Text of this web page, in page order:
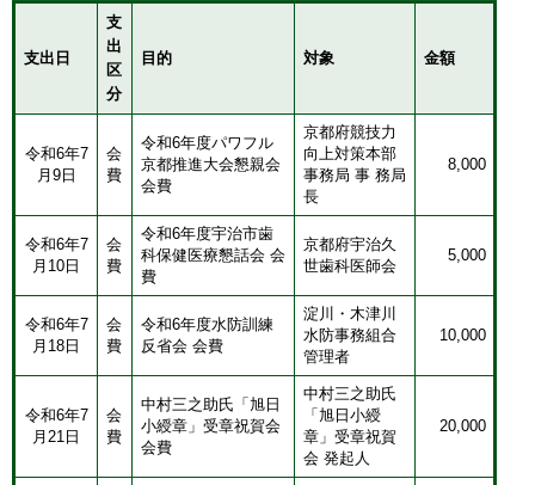
支出日
支
出
区
分
目的 対象 金額
令和6年7
月9日
会
費
​令和6年度パワフル
京都推進大会懇親会
会費
​​京都府競技力
向上対策本部
事務局 事 務局
長
8,000
令和6年7
月10日
会
費
​令和6年度宇治市歯
科保健医療懇話会 会
費
​京都府宇治久
世歯科医師会
​5,000
令和6年7
月18日
会
費
令和6年度水防訓練
反省会 会費
淀川・木津川
水防事務組合
管理者
10,000
令和6年7
月21日
​会
費
中村三之助氏「旭日
小綬章」受章祝賀会
会費
​中村三之助氏
「旭日小綬
章」受章祝賀
会 発起人
20,000